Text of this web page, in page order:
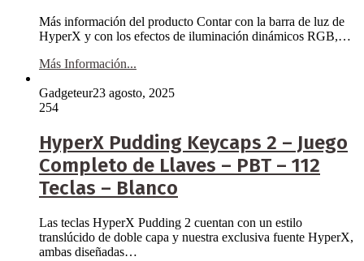
Más información del producto Contar con la barra de luz de
HyperX y con los efectos de iluminación dinámicos RGB,…
Más Información...
Gadgeteur23 agosto, 2025
254
HyperX Pudding Keycaps 2 – Juego
Completo de Llaves – PBT – 112
Teclas – Blanco
Las teclas HyperX Pudding 2 cuentan con un estilo
translúcido de doble capa y nuestra exclusiva fuente HyperX,
ambas diseñadas…